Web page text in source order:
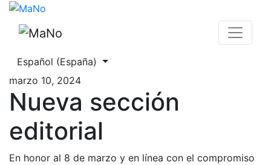
Nueva sección editorial
Cambiar el idioma. El actual es:
Español (España)
marzo 10, 2024
Nueva sección
editorial
En honor al 8 de marzo y en línea con el compromiso